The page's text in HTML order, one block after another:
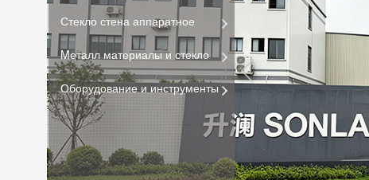
Стекло стена аппаратное
Mеталл материалы и стекло
Оборудование и инструменты